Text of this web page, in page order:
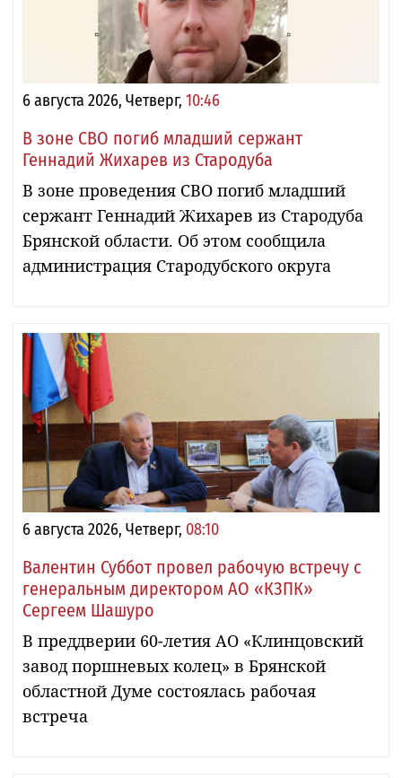
6 августа 2026, Четверг, 10:46
В зоне СВО погиб младший сержант
Геннадий Жихарев из Стародуба
В зоне проведения СВО погиб младший
сержант Геннадий Жихарев из Стародуба
Брянской области. Об этом сообщила
администрация Стародубского округа
6 августа 2026, Четверг, 08:10
Валентин Суббот провел рабочую встречу с
генеральным директором АО «КЗПК»
Сергеем Шашуро
В преддверии 60-летия АО «Клинцовский
завод поршневых колец» в Брянской
областной Думе состоялась рабочая
встреча